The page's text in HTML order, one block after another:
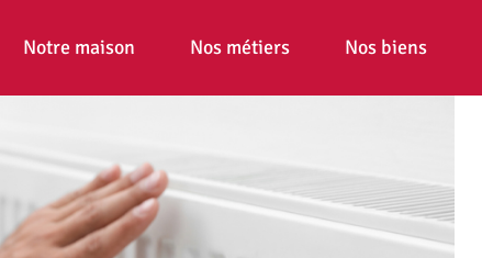
Notre maison Nos métiers Nos biens